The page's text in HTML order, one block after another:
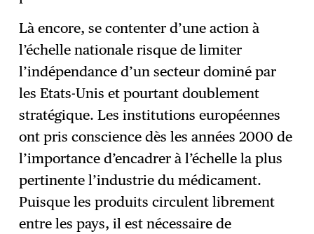
Là encore, se contenter d’une action à
l’échelle nationale risque de limiter
l’indépendance d’un secteur dominé par
les Etats-Unis et pourtant doublement
stratégique. Les institutions européennes
ont pris conscience dès les années 2000 de
l’importance d’encadrer à l’échelle la plus
pertinente l’industrie du médicament.
Puisque les produits circulent librement
entre les pays, il est nécessaire de